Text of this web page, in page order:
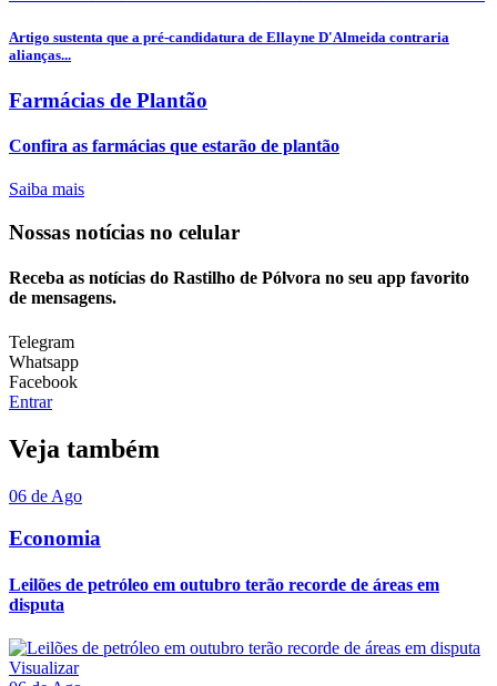
Artigo sustenta que a pré-candidatura de Ellayne D'Almeida contraria
alianças...
Farmácias de Plantão
Confira as farmácias que estarão de plantão
Saiba mais
Nossas notícias no celular
Receba as notícias do Rastilho de Pólvora no seu app favorito
de mensagens.
Telegram
Whatsapp
Facebook
Entrar
Veja também
06 de Ago
Economia
Leilões de petróleo em outubro terão recorde de áreas em
disputa
Visualizar